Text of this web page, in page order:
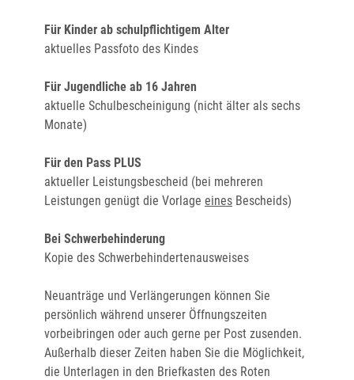
Für Kinder ab schulpflichtigem Alter
aktuelles Passfoto des Kindes
Für Jugendliche ab 16 Jahren
aktuelle Schulbescheinigung (nicht älter als sechs
Monate)
Für den Pass PLUS
aktueller Leistungsbescheid (bei mehreren
Leistungen genügt die Vorlage eines Bescheids)
Bei Schwerbehinderung
Kopie des Schwerbehindertenausweises
Neuanträge und Verlängerungen können Sie
persönlich während unserer Öffnungszeiten
vorbeibringen oder auch gerne per Post zusenden.
Außerhalb dieser Zeiten haben Sie die Möglichkeit,
die Unterlagen in den Briefkasten des Roten